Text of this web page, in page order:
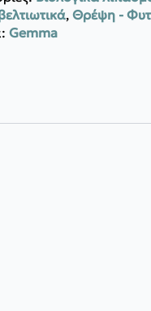
, Θρέψη -
Gemma